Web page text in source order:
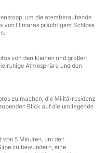
Höhle, der
der St.-Theodor-
Piratenhöhle und dem
Die Route ist
schwimmen,
Wasser entspannen
erwarten Sie an
Höhle, der
Beach.
und die Natur
um die atemberaubende
von Himaras prächtigem Schloss
von den kleinen und großen
ruhige Atmosphäre und den
zu machen, die Militärresidenz
Blick auf die umliegende
von 5 Minuten, um den
zu bewundern, eine